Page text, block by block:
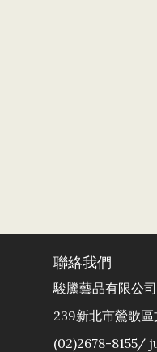
聯絡我們
駿騰藝品有限公司
239新北市鶯歌
(02)2678-8155/